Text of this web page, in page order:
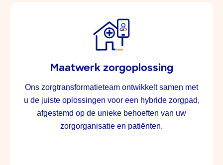
Maatwerk zorgoplossing
Ons zorgtransformatieteam ontwikkelt samen met
u de juiste oplossingen voor een hybride zorgpad,
afgestemd op de unieke behoeften van uw
zorgorganisatie en patiënten.